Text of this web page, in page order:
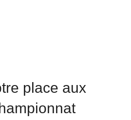
place aux